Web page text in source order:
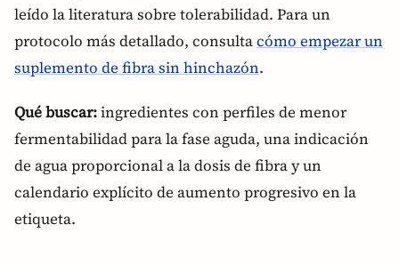
leído la literatura sobre tolerabilidad. Para un
protocolo más detallado, consultacómo empezar un
suplemento de fibra sin hinchazón.
Qué buscar:ingredientes con perfiles de menor
fermentabilidad para la fase aguda, una indicación
de agua proporcional a la dosis de fibra y un
calendario explícito de aumento progresivo en la
etiqueta.